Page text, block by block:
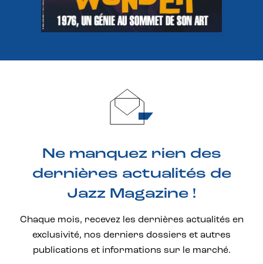
Ne manquez rien des
dernières actualités de
Jazz Magazine !
Chaque mois, recevez les dernières actualités en
exclusivité, nos derniers dossiers et autres
publications et informations sur le marché.